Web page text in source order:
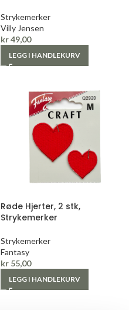
Strykemerker
Villy Jensen
kr49,00
LEGG I HANDLEKURV
Røde Hjerter, 2 stk,
Strykemerker
Strykemerker
Fantasy
kr 55,00
LEGG I HANDLEKURV